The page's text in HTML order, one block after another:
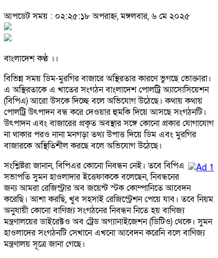
আপডেট সময় : ০২:২৫:১৮ অপরাহ্ন, মঙ্গলবার, ৬ মে ২০২৫
বাংলাদেশ কণ্ঠ ।।
বিভিন্ন সময় ডিম-মুরগির বাজারে অস্থিরতার কারণে ভুগছে ভোক্তারা।
এ অস্থিরতাকে এ খাতের সংগঠন বাংলাদেশ পোলট্রি অ্যাসোসিয়েশন
(বিপিএ) আরো উসকে দিচ্ছে বলে অভিযোগ উঠেছে। কথায় কথায়
পোলট্রি উৎপাদন বন্ধ করে দেওয়ার হুমকি দিয়ে আসছে সংগঠনটি।
উৎপাদন এবং বাজারের প্রকৃত অবস্থার সঙ্গে কোনো প্রকার যোগাযোগ
না থাকার পরও নানা মনগড়া তথ্য উপাত্ত দিয়ে ডিম এবং মুরগির
বাজারকে অস্থিতিশীল করছে বলে অভিযোগ উঠেছে।
সংশ্লিষ্টরা জানান, বিপিএর কোনো নিবন্ধন নেই। তবে বিপিএ
সভাপতি সুমন হাওলাদার ইত্তেফাককে বলেছেন, নিবন্ধনের
জন্য আমরা রেজিস্ট্রার অব জয়েন্ট স্টক কোম্পানিতে আবেদন
করেছি। আশা করছি, খুব সহসাই রেজিস্ট্রেশন পেয়ে যাব। তবে নিয়ম
অনুযায়ী কোনো বাণিজ্য সংগঠনের নিবন্ধন নিতে হয় বাণিজ্য
মন্ত্রণালয়ের ডাইরেক্টও অব ট্রেড অগ্যানাইজেশন (ডিটিও) থেকে। সুমন
হাওলাদের সংগঠনটি সেখানে এখনো আবেদন করেনি বলে বাণিজ্য
মন্ত্রণালয় সূত্রে জানা গেছে।